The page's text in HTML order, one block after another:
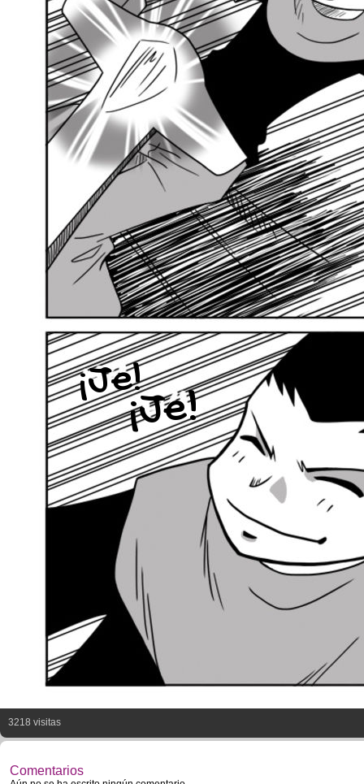
¡Je!
¡Je!
3218 visitas
Comentarios